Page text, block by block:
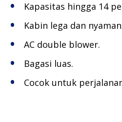
Kapasitas hingga 14
Kabin lega dan
AC double blower.
Bagasi luas.
Cocok untuk